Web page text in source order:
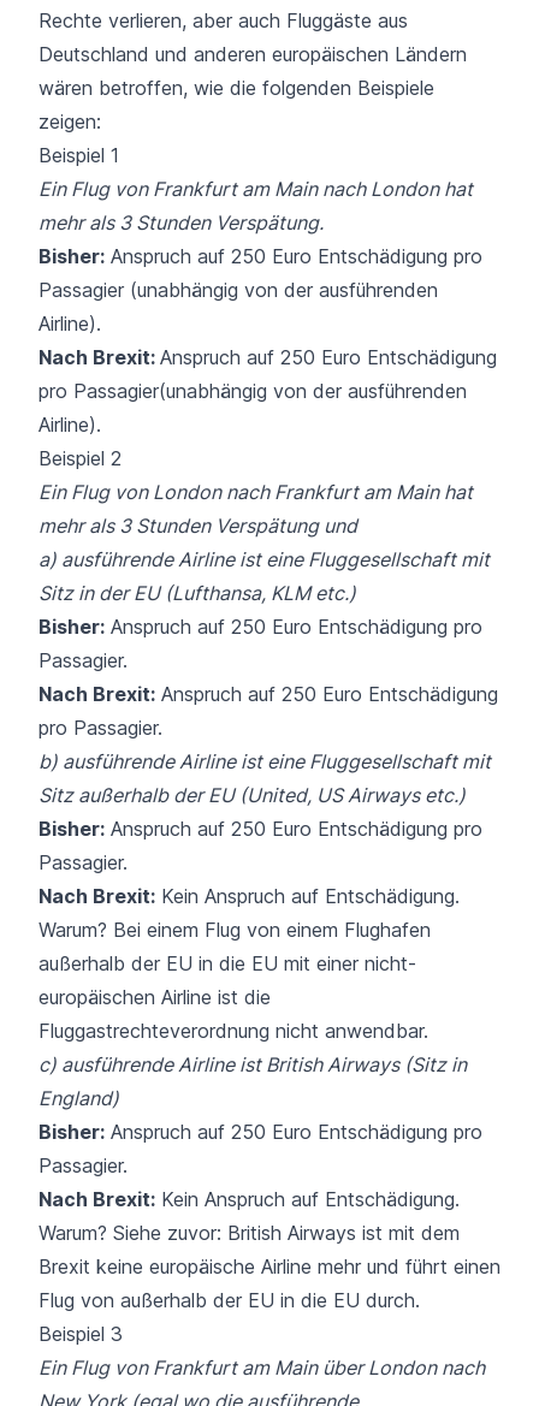
Rechte verlieren, aber auch Fluggäste aus
Deutschland und anderen europäischen Ländern
wären betroffen, wie die folgenden Beispiele
zeigen:
Beispiel 1
Ein Flug von Frankfurt am Mainnach London hat
mehr als 3 Stunden Verspätung.
Bisher: Anspruch auf 250 Euro Entschädigung pro
Passagier (unabhängig von der ausführenden
Airline).
Nach Brexit: Anspruch auf 250 Euro Entschädigung
pro Passagier(unabhängig von der ausführenden
Airline).
Beispiel 2
Ein Flug von London nach Frankfurt am Main hat
mehr als 3 Stunden Verspätung und
a) ausführende Airline ist eine Fluggesellschaft mit
Sitz in der EU (Lufthansa, KLM etc.)
Bisher: Anspruch auf 250 Euro Entschädigung pro
Passagier.
Nach Brexit: Anspruch auf 250 Euro Entschädigung
pro Passagier.
b) ausführende Airline ist eine Fluggesellschaft mit
Sitz außerhalb der EU (United, US Airways etc.)
Bisher: Anspruch auf 250 Euro Entschädigung pro
Passagier.
Nach Brexit: Kein Anspruch auf Entschädigung.
Warum? Bei einem Flug von einem Flughafen
außerhalb der EU in die EU mit einer nicht-
europäischen Airline ist die
Fluggastrechteverordnung nicht anwendbar.
c) ausführende Airline ist British Airways (Sitz in
England)
Bisher: Anspruch auf 250 Euro Entschädigung pro
Passagier.
Nach Brexit: Kein Anspruch auf Entschädigung.
Warum? Siehe zuvor: British Airways ist mit dem
Brexit keine europäische Airline mehr und führt einen
Flug von außerhalb der EU in die EU durch.
Beispiel 3
Ein Flug von Frankfurt am Main über London nach
New York (egal wo die ausführende